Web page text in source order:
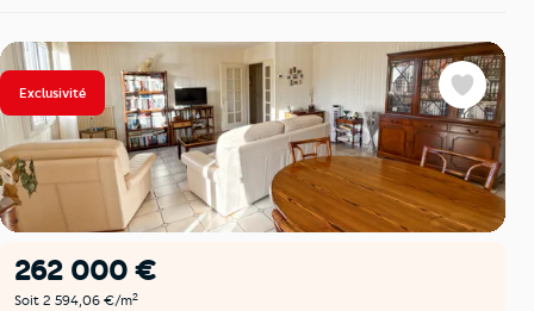
Exclusivité
262 000 €
Soit 2 594,06 €/m2
Favoris